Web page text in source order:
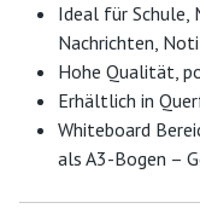
Ideal für Schule,
Nachrichten,
Hohe Qualität,
Erhältlich in
Whiteboard
als A3-Bogen –